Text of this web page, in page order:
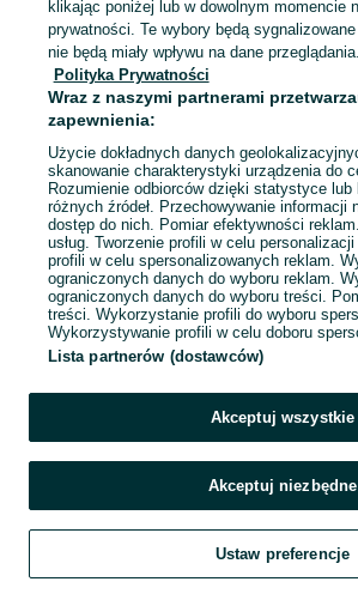
Mapa kategorii
Mapa miejscowości
Mapa ministron
Popularne wyszukiwania
Szukaj Obserwujesz Dodaj
klikając poniżej lub w dowolnym momencie
prywatności. Te wybory będą
nie będą miały wpływu na dane przeglądania.
Polityka Prywatności
Wraz z naszymi partnerami
zapewnienia:
Użycie dokładnych danych
skanowanie charakterystyki urządzenia do
Rozumienie odbiorców dzięki statystyce
różnych źródeł. Przechowywanie informacji
dostęp do nich. Pomiar efektywności
usług. Tworzenie profili w celu
profili w celu spersonalizowanych reklam.
ograniczonych danych do wyboru reklam.
ograniczonych danych do wyboru treści.
treści. Wykorzystanie profili do wyboru
Wykorzystywanie profili w celu doboru
Lista partnerów (dostawców)
Akceptuj wszystkie
Akceptuj niezbędne
Ustaw preferencje